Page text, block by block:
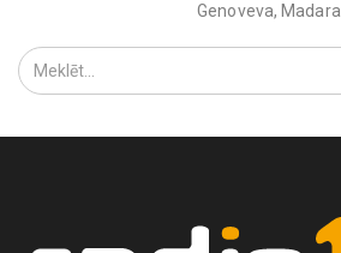
Genoveva, Madara